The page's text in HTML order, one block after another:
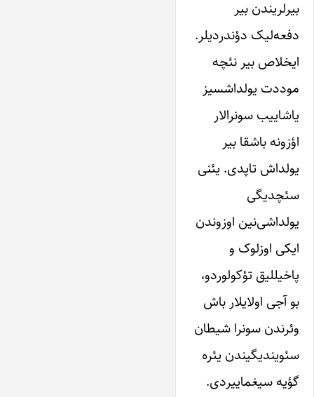
بیرلریندن‌ بیر‌
دفعه‌‌لیک‌ دؤندردیلر.
ایخلاص بیر‌ نئچه
‌موددت‌ ‌یولداشسیز‌
یاشاییب‌ سونرالار
اؤزونه‌ باشقا بیر‌
‌یولداش‌ تاپدی. یئنی‌
سئچدیگی‌
‌یولداشی‌‌نین‌ اوزوندن‌
ایکی‌ اوز‌لوک‌ و‌
پاخیللیق‌ تؤ‌کو‌لوردو‌،
بو‌ آجی‌ اولایلار‌ باش
وئرندن سونرا‌ شیطان‌
سئویندیگیندن‌ یئره
گؤیه‌ سیغماییردی.